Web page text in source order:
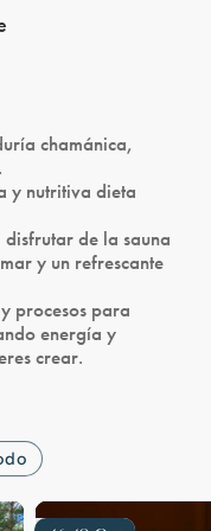
chamánica,
y nutritiva dieta
de la sauna
y un refrescante
procesospara
energía y
crear.